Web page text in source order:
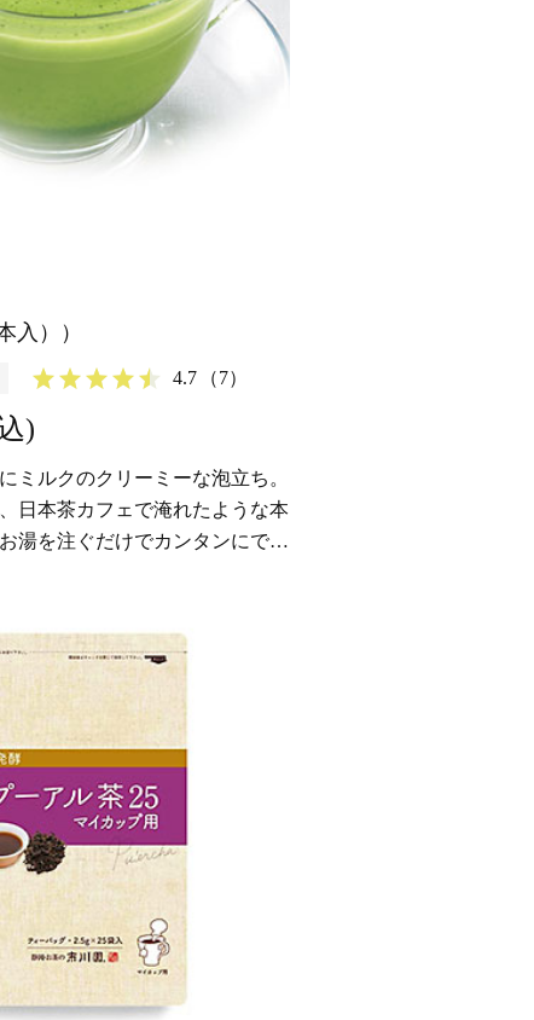
入））
4.7 （7）
)
ミルクのクリーミーな泡立ち。
日本茶カフェで淹れたような本
湯を注ぐだけでカンタンにでき